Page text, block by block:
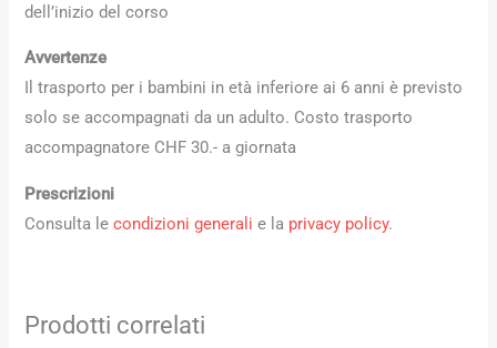
dell’inizio del corso
Avvertenze
Il trasporto per i bambini in età inferiore ai 6 anni è previsto
solo se accompagnati da un adulto. Costo trasporto
accompagnatore CHF 30.- a giornata
Prescrizioni
Consulta lecondizioni generali e la privacy policy.
Prodotti correlati